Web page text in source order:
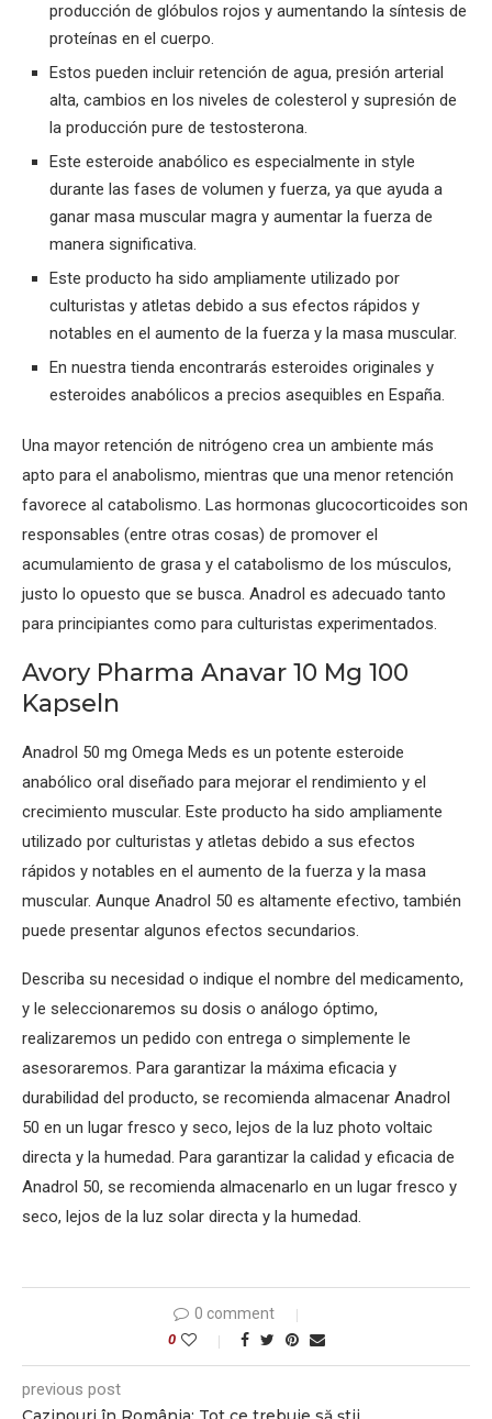
producción de glóbulos rojos y aumentando la síntesis de
proteínas en el cuerpo.
Estos pueden incluir retención de agua, presión arterial
alta, cambios en los niveles de colesterol y supresión de
la producción pure de testosterona.
Este esteroide anabólico es especialmente in style
durante las fases de volumen y fuerza, ya que ayuda a
ganar masa muscular magra y aumentar la fuerza de
manera significativa.
Este producto ha sido ampliamente utilizado por
culturistas y atletas debido a sus efectos rápidos y
notables en el aumento de la fuerza y la masa muscular.
En nuestra tienda encontrarás esteroides originales y
esteroides anabólicos a precios asequibles en España.
Una mayor retención de nitrógeno crea un ambiente más
apto para el anabolismo, mientras que una menor retención
favorece al catabolismo. Las hormonas glucocorticoides son
responsables (entre otras cosas) de promover el
acumulamiento de grasa y el catabolismo de los músculos,
justo lo opuesto que se busca. Anadrol es adecuado tanto
para principiantes como para culturistas experimentados.
Avory Pharma Anavar 10 Mg 100
Kapseln
Anadrol 50 mg Omega Meds es un potente esteroide
anabólico oral diseñado para mejorar el rendimiento y el
crecimiento muscular. Este producto ha sido ampliamente
utilizado por culturistas y atletas debido a sus efectos
rápidos y notables en el aumento de la fuerza y la masa
muscular. Aunque Anadrol 50 es altamente efectivo, también
puede presentar algunos efectos secundarios.
Describa su necesidad o indique el nombre del medicamento,
y le seleccionaremos su dosis o análogo óptimo,
realizaremos un pedido con entrega o simplemente le
asesoraremos. Para garantizar la máxima eficacia y
durabilidad del producto, se recomienda almacenar Anadrol
50 en un lugar fresco y seco, lejos de la luz photo voltaic
directa y la humedad. Para garantizar la calidad y eficacia de
Anadrol 50, se recomienda almacenarlo en un lugar fresco y
seco, lejos de la luz solar directa y la humedad.
0 comment
0
previous post